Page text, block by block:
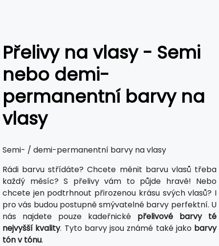
Přelivy na vlasy - Semi
nebo demi-
permanentní barvy na
vlasy
Semi- / demi-permanentní barvy na vlasy
Rádi barvu střídáte? Chcete měnit barvu vlasů třeba
každý měsíc? S přelivy vám to půjde hravě! Nebo
chcete jen podtrhnout přirozenou krásu svých vlasů? I
pro vás budou postupně smývatelné barvy perfektní. U
nás najdete pouze kadeřnické přelivové barvy té
nejvyšší kvality. Tyto barvy jsou známé také jako barvy
tón v tónu.